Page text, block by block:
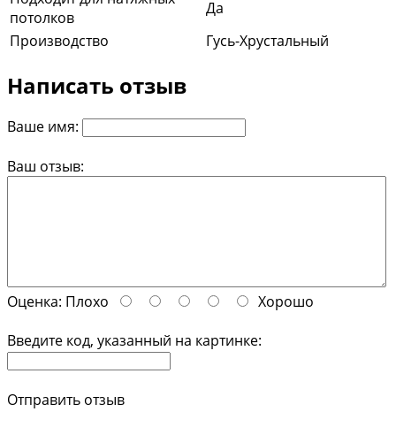
потолков
Да
Производство
Гусь-Хрустальный
Написать отзыв
Ваше имя:
Ваш отзыв:
Оценка: Плохо
Хорошо
Введите код, указанный на картинке:
Отправить отзыв